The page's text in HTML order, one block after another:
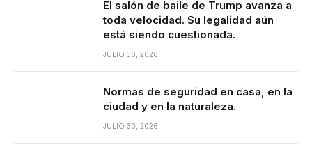
El salón de baile de Trump avanza a
toda velocidad. Su legalidad aún
está siendo cuestionada.
JULIO 30, 2026
Normas de seguridad en casa, en la
ciudad y en la naturaleza.
JULIO 30, 2026